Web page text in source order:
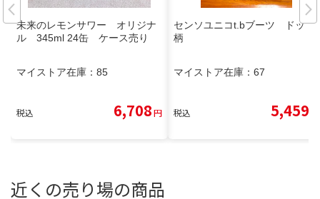
未来のレモンサワー オリジナ
ル 345ml 24缶 ケース売り
マイストア在庫： 85
税込 6,708円
センソユニコt.bブーツ ドット
柄
マイストア在庫： 67
税込 5,459
近くの売り場の商品